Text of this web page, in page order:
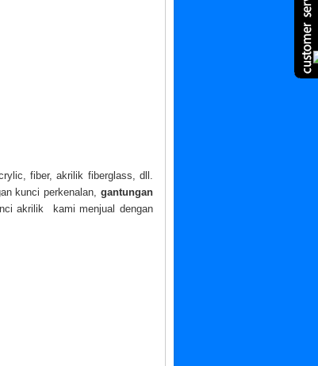
fiber, akrilik fiberglass, dll.
kunci perkenalan,gantungan
akrilik kami menjual dengan